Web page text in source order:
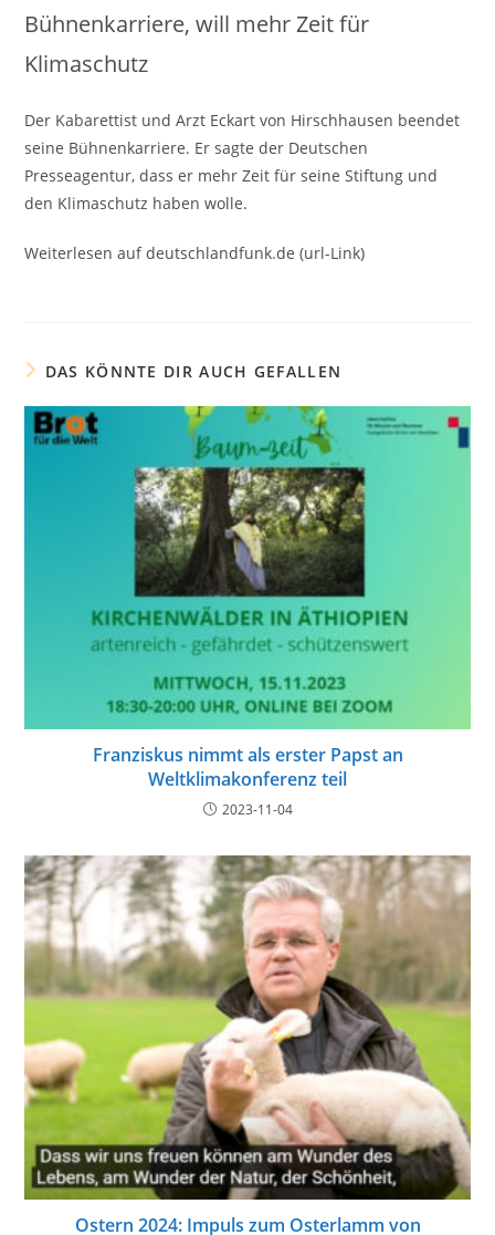
Bühnenkarriere, will mehr Zeit für
Klimaschutz
Der Kabarettist und Arzt Eckart von Hirschhausen beendet
seine Bühnenkarriere. Er sagte der Deutschen
Presseagentur, dass er mehr Zeit für seine Stiftung und
den Klimaschutz haben wolle.
Weiterlesen auf deutschlandfunk.de (url-Link)
DAS KÖNNTE DIR AUCH GEFALLEN
Franziskus nimmt als erster Papst an
Weltklimakonferenz teil
2023-11-04
Ostern 2024: Impuls zum Osterlamm von